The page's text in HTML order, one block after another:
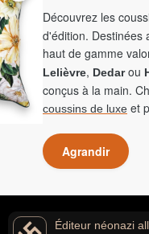
Découvrez les
d'édition. Destinées
haut de gamme
Lelièvre, Dedarou
conçus à la main.
coussins de luxe et
Agrandir
Éditeur néonazi